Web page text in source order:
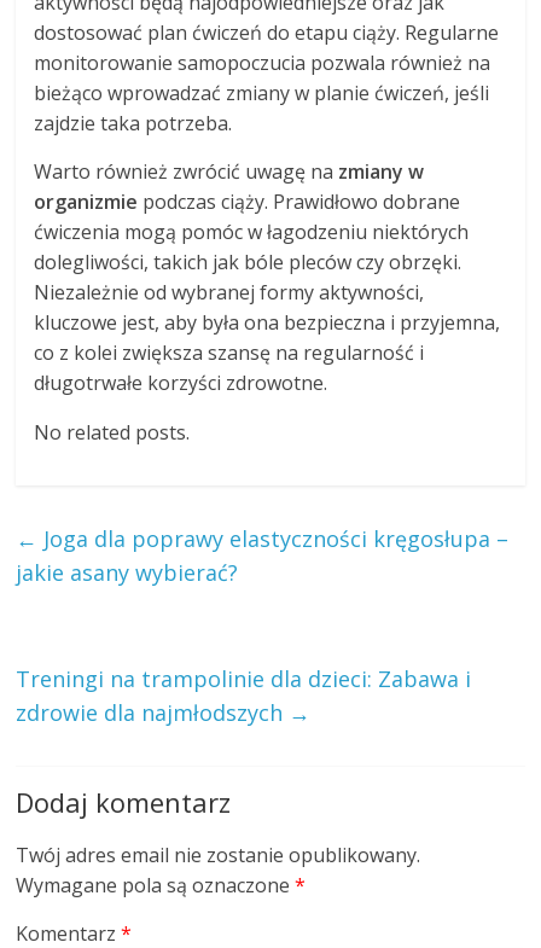
dostosować plan ćwiczeń do etapu ciąży. Regularne
monitorowanie samopoczucia pozwala również na
bieżąco wprowadzać zmiany w planie ćwiczeń, jeśli
zajdzie taka potrzeba.
Warto również zwrócić uwagę na zmiany w
organizmie podczas ciąży. Prawidłowo dobrane
ćwiczenia mogą pomóc w łagodzeniu niektórych
dolegliwości, takich jak bóle pleców czy obrzęki.
Niezależnie od wybranej formy aktywności,
kluczowe jest, aby była ona bezpieczna i przyjemna,
co z kolei zwiększa szansę na regularność i
długotrwałe korzyści zdrowotne.
No related posts.
← Joga dla poprawy elastyczności kręgosłupa –
jakie asany wybierać?
Treningi na trampolinie dla dzieci: Zabawa i
zdrowie dla najmłodszych →
Dodaj komentarz
Twój adres email nie zostanie opublikowany.
Wymagane pola są oznaczone*
Komentarz*